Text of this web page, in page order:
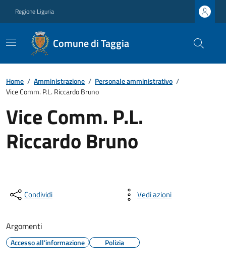
Regione Liguria
Comune di Taggia
Home / Amministrazione / Personale amministrativo /
Vice Comm. P.L. Riccardo Bruno
Vice Comm. P.L.
Riccardo Bruno
Condividi Vedi azioni
Argomenti
Accesso all'informazione Polizia